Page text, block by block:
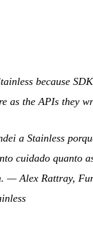
because
as the APIs they
a Stainless
cuidado quanto
— Alex Rattray,